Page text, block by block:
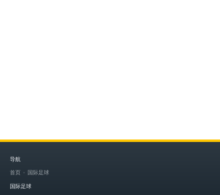
导航
首页 国际足球
国际足球